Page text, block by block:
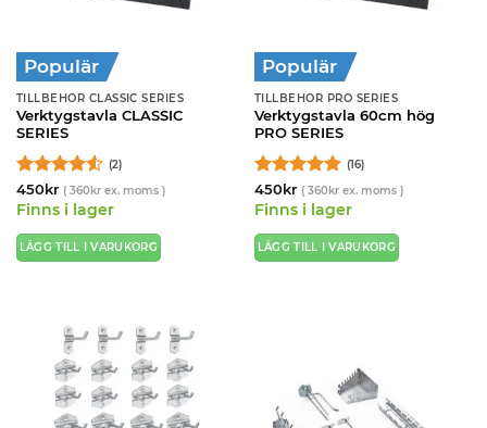
Populär
TILLBEHÖR CLASSIC SERIES
Verktygstavla CLASSIC
SERIES
Betygsatt
4.5av 5
(2)
450kr ( 360krex. moms )
Finns i lager
LÄGG TILL I VARUKORG
Populär
TILLBEHÖR PRO SERIES
Verktygstavla 60cm hög
PRO SERIES
Betygsatt
4.88av 5
(16)
450kr ( 360krex. moms )
Finns i lager
LÄGG TILL I VARUKORG